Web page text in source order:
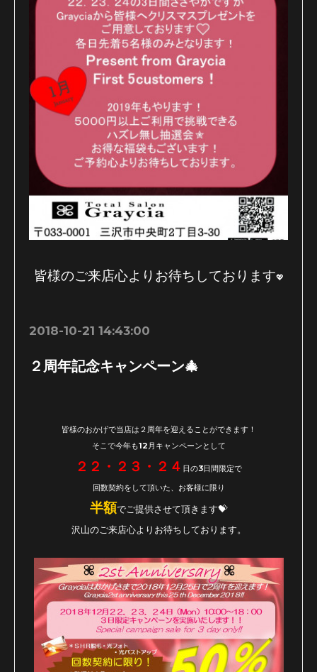
皆様のご来店心よりお待ちしております💖
2018-10-21 14:43:00
２周年記念キャンペーン🎄
皆様のおかげで当店は２周年を迎えることができます！
そこで今年も12月キャンペーンとして
２２・２３・２４ 日の3日間限定で
回数契約をして頂いた、お客様に限り
半額でご提供させて頂きます💝
沢山のご来店心よりお待ちしております。